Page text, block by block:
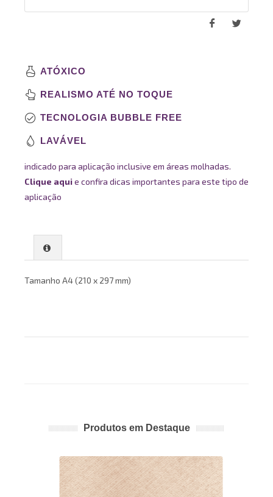
ATÓXICO
REALISMO ATÉ NO TOQUE
TECNOLOGIA BUBBLE FREE
LAVÁVEL
indicado para aplicação inclusive em áreas molhadas.
Clique aquie confira dicas importantes para este tipo de
aplicação
Tamanho A4 (210 x 297 mm)
Produtos em Destaque